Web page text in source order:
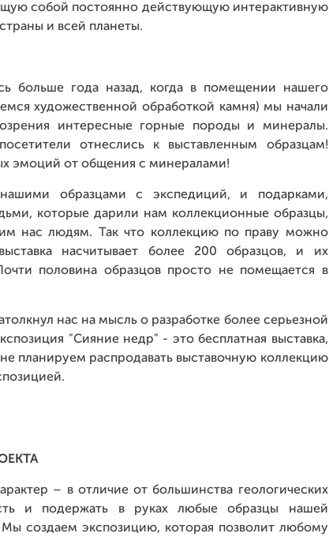
собой постоянно действующую интерактивную
и всей планеты.
больше года назад, когда в помещении нашего
художественной обработкой камня) мы начали
интересные горные породы и минералы.
отнеслись к выставленным образцам!
эмоций от общения с минералами!
образцами с экспедиций, и подарками,
которые дарили нам коллекционные образцы,
нас людям. Так что коллекцию по праву можно
насчитывает более 200 образцов, и их
половина образцов просто не помещается в
нас на мысль о разработке более серьезной
"Сияние недр" - это бесплатная выставка,
планируем распродавать выставочную коллекцию
– в отличие от большинства геологических
и подержать в руках любые образцы нашей
создаем экспозицию, которая позволит любому